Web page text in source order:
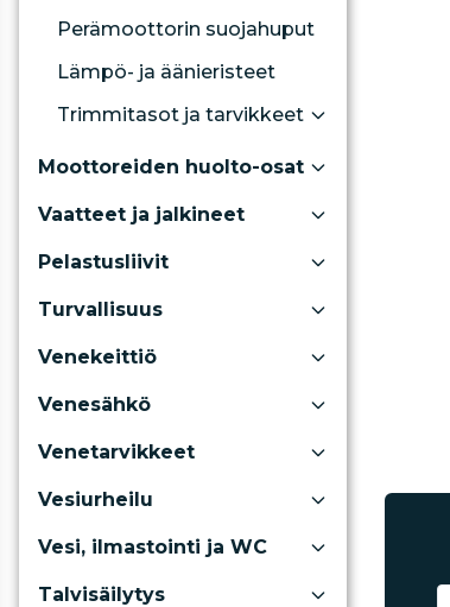
Perämoottorin suojahuput
Lämpö- ja äänieristeet
Trimmitasot ja tarvikkeet
Moottoreiden huolto-osat
Vaatteet ja jalkineet
Pelastusliivit
Turvallisuus
Venekeittiö
Venesähkö
Venetarvikkeet
Vesiurheilu
Vesi, ilmastointi ja WC
Talvisäilytys